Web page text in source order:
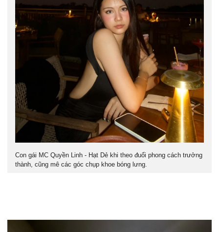
Con gái MC Quyền Linh - Hạt Dẻ khi theo đuổi phong cách trưởng
thành, cũng mê các góc chụp khoe bóng lưng.